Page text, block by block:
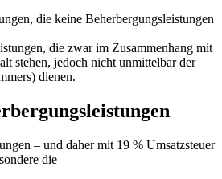
die keine Beherbergungsleistungen
die zwar im Zusammenhang mit
stehen, jedoch nicht unmittelbar der
dienen.
– und daher mit 19 % Umsatzsteuer
die